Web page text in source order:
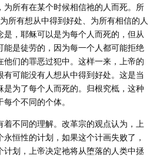
为所有在某个时候相信祂的人而死。所
所有想从中得到好处、为所有相信的人
，耶稣可以是为每个人而死的，但从
能是徒劳的，因为每一个人都可能拒绝
们的罪恶过犯中。这样一来，上帝的
可能没有人想从中得到好处。这是当
为了每个人而死的。归根究柢，这种
个不同的个体。
着不同的理解。改革宗的观点认为，上
恒性的计划，如果这个计画失败了，
计划，上帝决定祂将从堕落的人类中拯